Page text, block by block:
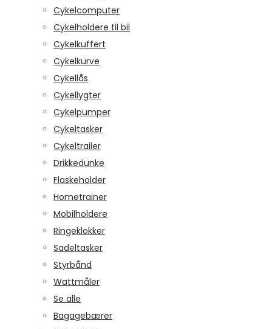
Cykelcomputer
Cykelholdere til bil
Cykelkuffert
Cykelkurve
Cykellås
Cykellygter
Cykelpumper
Cykeltasker
Cykeltrailer
Drikkedunke
Flaskeholder
Hometrainer
Mobilholdere
Ringeklokker
Sadeltasker
Styrbånd
Wattmåler
Se alle
Bagagebærer